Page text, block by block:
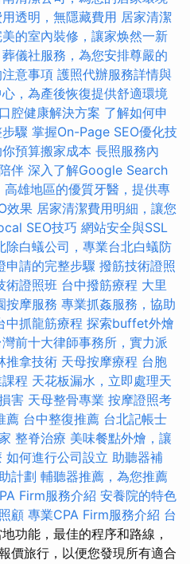
透明，無隱藏費用 居家清潔
美的室內裝修，讓家焕然一新
葬儀社服務，為您安排尊嚴的
意事項 護照代辦服務詳情與
，為產後恢復提供舒適環境
腔健康解決方案 了解如何申
驟 掌握On-Page SEO優化技
預算搬家成本 長照服務內
伴 深入了解Google Search
高雄地區的優質牙醫，提供專
效果 居家清潔費用明細，讓您
SEO技巧 網站安全與SSL
除白蟻公司，專業台北白蟻防
申請的完整步驟 撥筋技術證照
術證照班 台中撥筋療程 大里
按摩服務 專業抓姦服務，協助
中抓龍筋療程 探索buffet外燴
灣前十大律師事務所，實力派
推拿技術 天母按摩療程 台胞
程 天花板漏水，立即處理天
害 天母整骨專業 按摩證照考
薦 台中整復推薦 台北記帳士
整脊治療 美味餐點外燴，讓
如何進行公司設立 助聽器補
計劃 輔聽器推薦，為您推薦
Firm服務介紹 安養院的特色
顧 專業CPA Firm服務介紹 台
功能，最佳的程序和路線，
價旅行，以便您發現所有適合